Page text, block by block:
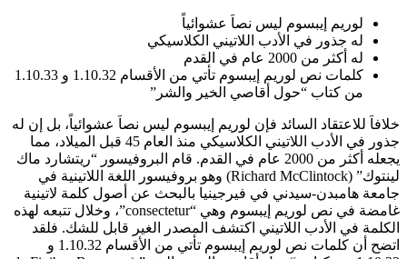
لوريم إيبسوم ليس نصاَ عشوائياً
له جذور في الأدب اللاتيني الكلاسيكي
له أكثر من 2000 عام في القدم
كلمات نص لوريم إيبسوم تأتي من الأقسام 1.10.32 و 1.10.33
من كتاب “حول أقاصي الخير والشر”
خلافاَ للاعتقاد السائد فإن لوريم إيبسوم ليس نصاَ عشوائياً، بل إن له
جذور في الأدب اللاتيني الكلاسيكي منذ العام 45 قبل الميلاد، مما
يجعله أكثر من 2000 عام في القدم. قام البروفيسور “ريتشارد ماك
لينتوك” (Richard McClintock) وهو بروفيسور اللغة اللاتينية في
جامعة هامبدن-سيدني في فيرجينيا بالبحث عن أصول كلمة لاتينية
غامضة في نص لوريم إيبسوم وهي “consectetur”، وخلال تتبعه لهذه
الكلمة في الأدب اللاتيني اكتشف المصدر الغير قابل للشك. فلقد
اتضح أن كلمات نص لوريم إيبسوم تأتي من الأقسام 1.10.32 و